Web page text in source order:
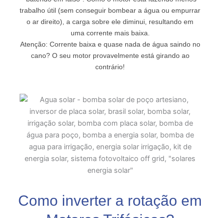
trabalho útil (sem conseguir bombear a água ou empurrar
o ar direito), a carga sobre ele diminui, resultando em
uma corrente mais baixa.
Atenção: Corrente baixa e quase nada de água saindo no
cano? O seu motor provavelmente está girando ao
contrário!
Como inverter a rotação em